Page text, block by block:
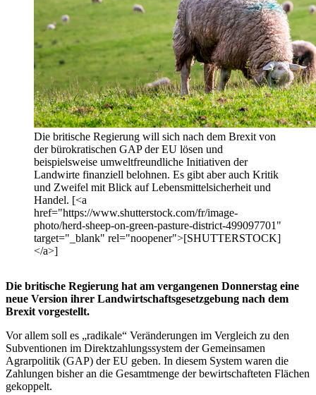
Die britische Regierung will sich nach dem Brexit von
der bürokratischen GAP der EU lösen und
beispielsweise umweltfreundliche Initiativen der
Landwirte finanziell belohnen. Es gibt aber auch Kritik
und Zweifel mit Blick auf Lebensmittelsicherheit und
Handel. [<a
href="https://www.shutterstock.com/fr/image-
photo/herd-sheep-on-green-pasture-district-499097701"
target="_blank" rel="noopener">[SHUTTERSTOCK]
</a>]
Die britische Regierung hat am vergangenen Donnerstag eine
neue Version ihrer Landwirtschaftsgesetzgebung nach dem
Brexit vorgestellt.
Vor allem soll es „radikale“ Veränderungen im Vergleich zu den
Subventionen im Direktzahlungssystem der Gemeinsamen
Agrarpolitik (GAP) der EU geben. In diesem System waren die
Zahlungen bisher an die Gesamtmenge der bewirtschafteten Flächen
gekoppelt.